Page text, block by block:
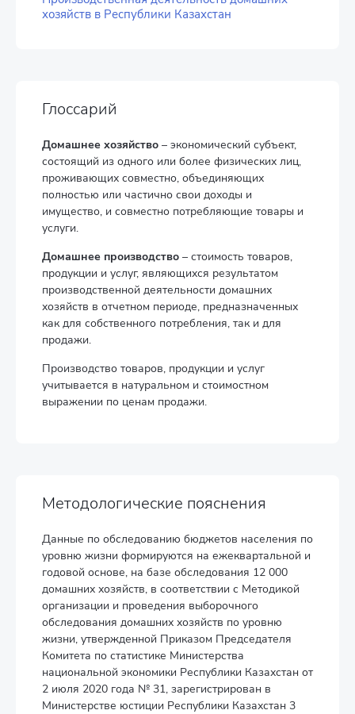
хозяйств в Республики Казахстан
Глоссарий
Домашнее хозяйство – экономический субъект,
состоящий из одного или более физических лиц,
проживающих совместно, объединяющих
полностью или частично свои доходы и
имущество, и совместно потребляющие товары и
услуги.
Домашнее производство – стоимость товаров,
продукции и услуг, являющихся результатом
производственной деятельности домашних
хозяйств в отчетном периоде, предназначенных
как для собственного потребления, так и для
продажи.
Производство товаров, продукции и услуг
учитывается в натуральном и стоимостном
выражении по ценам продажи.
Методологические пояснения
Данные по обследованию бюджетов населения по
уровню жизни формируются на ежеквартальной и
годовой основе, на базе обследования 12 000
домашних хозяйств, в соответствии с Методикой
организации и проведения выборочного
обследования домашних хозяйств по уровню
жизни, утвержденной Приказом Председателя
Комитета по статистике Министерства
национальной экономики Республики Казахстан от
2 июля 2020 года № 31, зарегистрирован в
Министерстве юстиции Республики Казахстан 3